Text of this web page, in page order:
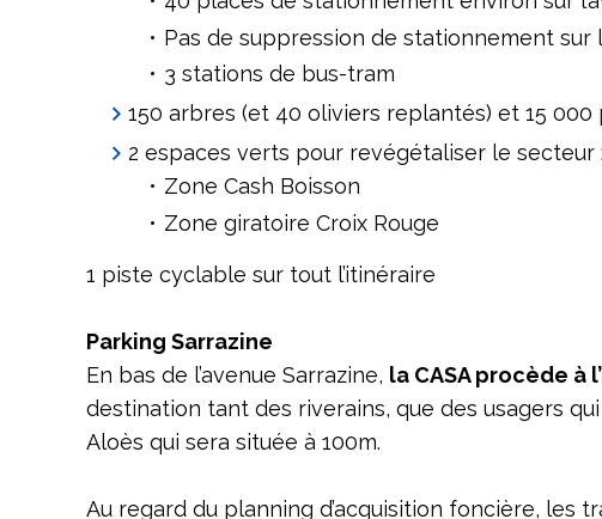
Pas de suppression de stationnement sur
3 stations de bus-tram
150 arbres (et 40 oliviers replantés) et 15
2 espaces verts pour revégétaliser le secteur
Zone Cash Boisson
Zone giratoire Croix Rouge
1 piste cyclable sur tout l’itinéraire
Parking Sarrazine
En bas de l’avenue Sarrazine, la CASA procède à
destination tant des riverains, que des usagers
Aloès qui sera située à 100m.
Au regard du planning d’acquisition foncière, les